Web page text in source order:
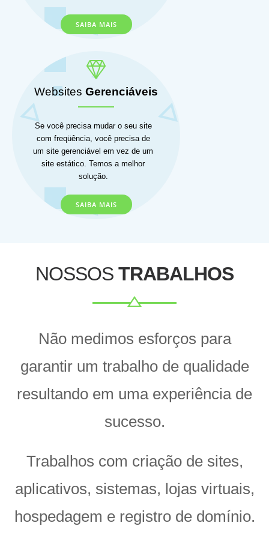
SAIBA MAIS
Websites Gerenciáveis
Se você precisa mudar o seu site
com freqüência, você precisa de
um site gerenciável em vez de um
site estático. Temos a melhor
solução.
SAIBA MAIS
NOSSOS TRABALHOS
Não medimos esforços para
garantir um trabalho de qualidade
resultando em uma experiência de
sucesso.
Trabalhos com criação de sites,
aplicativos, sistemas, lojas virtuais,
hospedagem e registro de domínio.